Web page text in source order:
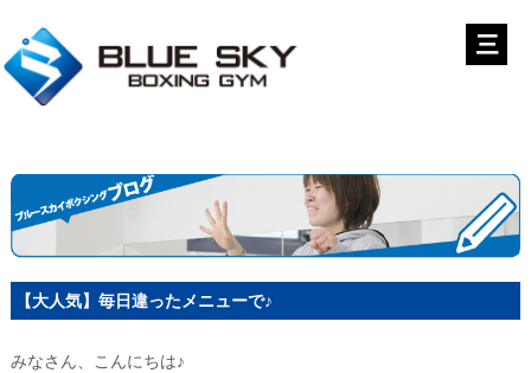
【大人気】毎日違ったメニューで♪
みなさん、こんにちは♪